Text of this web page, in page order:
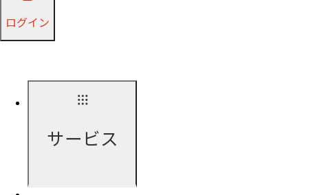
ログイン
サービス